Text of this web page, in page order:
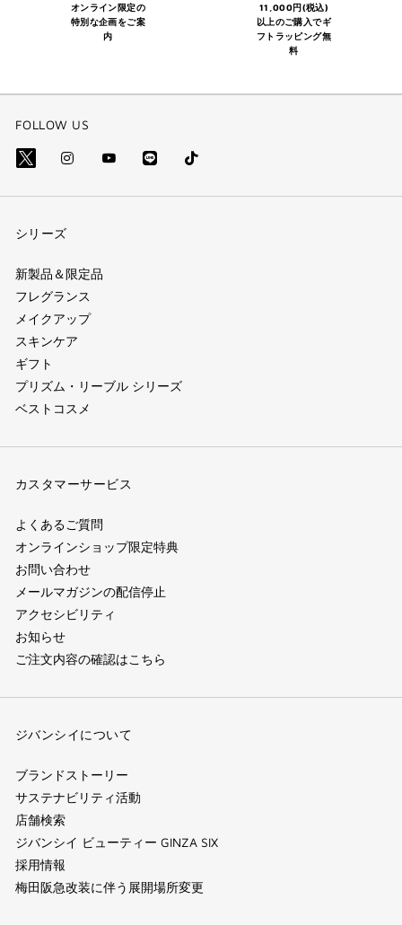
オンライン限定の
特別な企画をご案
内
11,000円(税込)
以上のご購入でギ
フトラッピング無
料
FOLLOW US
X=Twitter（別
ウ
ド
ウ）
Instagram（別
ウ
ィ
ド
ウ）
YouTube（別
ウ
Line
(別
Tik
Tok
シリーズ
新製品＆限定品
フレグランス
メイクアップ
スキンケア
ギフト
プリズム・リーブル シリーズ
ベストコスメ
カスタマーサービス
よくあるご質問
オンラインショップ限定特典
お問い合わせ
メールマガジンの配信停止
アクセシビリティ
お知らせ
ご注文内容の確認はこちら
ジバンシイについて
ブランドストーリー
サステナビリティ活動
店舗検索
ジバンシイ ビューティー GINZA SIX
採用情報
梅田阪急改装に伴う展開場所変更